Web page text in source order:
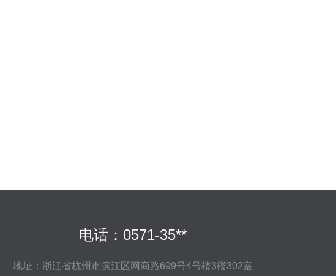
电话：0571-35**
地址：浙江省杭州市滨江区网商路699号4号楼3楼302室